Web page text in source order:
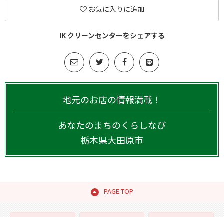
お気に入りに追加
IK クリーンセンターをシェアする
地元のお店の情報満載！
あなたのまちのくらしなび
栃木県大田原市
PAGE TOP